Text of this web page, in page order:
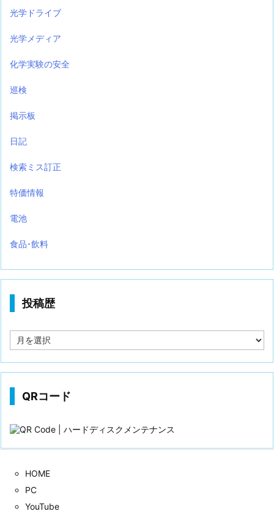
光学ドライブ
光学メディア
化学実験の安全
巡検
掲示板
日記
検索ミス訂正
特価情報
電池
食品･飲料
投稿歴
稿
QRコード
HOME
PC
YouTube